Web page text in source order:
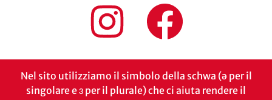
Nel sito utilizziamo il simbolo della schwa (ə per il
singolare e ɜ per il plurale) che ci aiuta rendere il